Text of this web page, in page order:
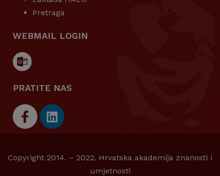
Pretraga
WEBMAIL LOGIN
PRATITE NAS
Copyright 2014. – 2022. Hrvatska akademija znanosti i
umjetnosti